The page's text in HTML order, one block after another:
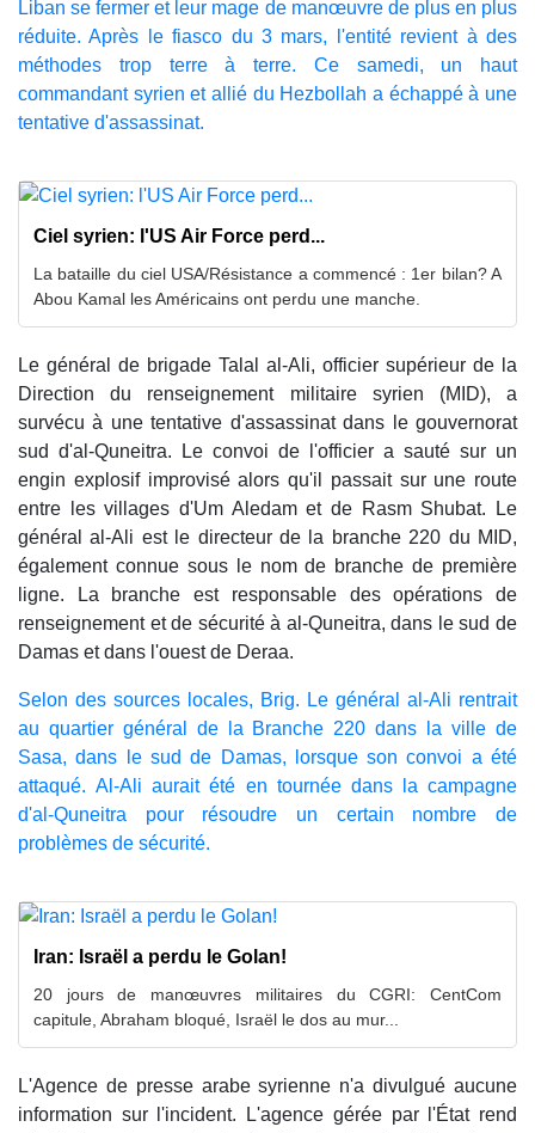
Liban se fermer et leur mage de manœuvre de plus en plus
réduite. Après le fiasco du 3 mars, l'entité revient à des
méthodes trop terre à terre. Ce samedi, un haut
commandant syrien et allié du Hezbollah a échappé à une
tentative d'assassinat.
Ciel syrien: l'US Air Force perd...
La bataille du ciel USA/Résistance a commencé : 1er bilan? A
Abou Kamal les Américains ont perdu une manche.
Le général de brigade Talal al-Ali, officier supérieur de la
Direction du renseignement militaire syrien (MID), a
survécu à une tentative d'assassinat dans le gouvernorat
sud d'al-Quneitra. Le convoi de l'officier a sauté sur un
engin explosif improvisé alors qu'il passait sur une route
entre les villages d'Um Aledam et de Rasm Shubat. Le
général al-Ali est le directeur de la branche 220 du MID,
également connue sous le nom de branche de première
ligne. La branche est responsable des opérations de
renseignement et de sécurité à al-Quneitra, dans le sud de
Damas et dans l'ouest de Deraa.
Selon des sources locales, Brig. Le général al-Ali rentrait
au quartier général de la Branche 220 dans la ville de
Sasa, dans le sud de Damas, lorsque son convoi a été
attaqué. Al-Ali aurait été en tournée dans la campagne
d'al-Quneitra pour résoudre un certain nombre de
problèmes de sécurité.
Iran: Israël a perdu le Golan!
20 jours de manœuvres militaires du CGRI: CentCom
capitule, Abraham bloqué, Israël le dos au mur...
L'Agence de presse arabe syrienne n'a divulgué aucune
information sur l'incident. L'agence gérée par l'État rend